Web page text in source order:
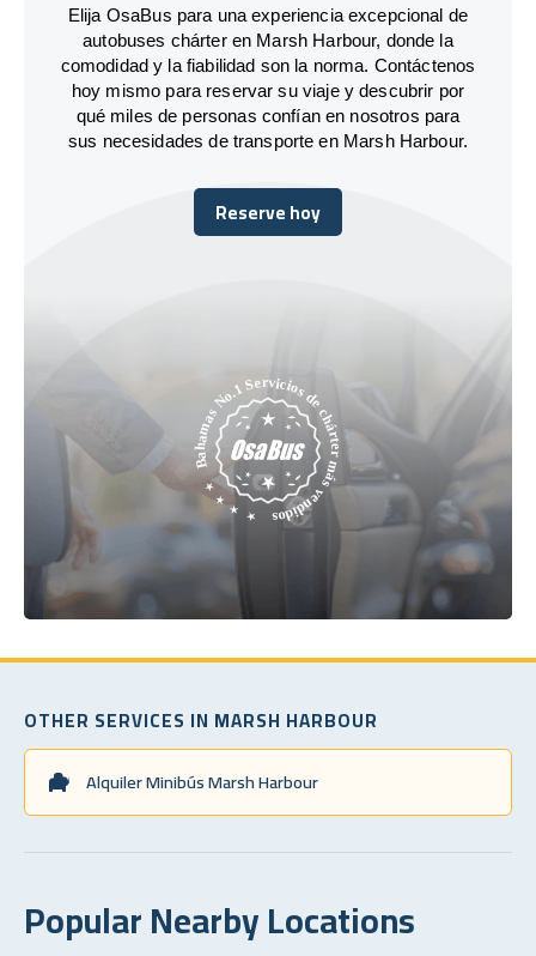
Elija OsaBus para una experiencia excepcional de
autobuses chárter en Marsh Harbour, donde la
comodidad y la fiabilidad son la norma. Contáctenos
hoy mismo para reservar su viaje y descubrir por
qué miles de personas confían en nosotros para
sus necesidades de transporte en Marsh Harbour.
Reserve hoy
Reserve hoy
OTHER SERVICES IN MARSH HARBOUR
Alquiler Minibús Marsh Harbour
Popular Nearby Locations